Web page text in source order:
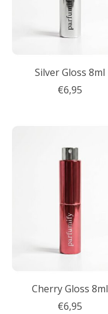
Silver Gloss 8ml
€6,95
Cherry Gloss 8ml
€6,95